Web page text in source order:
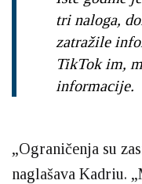
tri naloga,
zatražile
TikTok im,
informacije.
„Ograničenja su
naglašava Kadriu.